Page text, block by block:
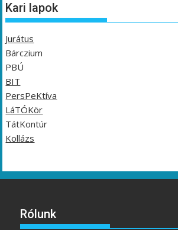
Kari lapok
Jurátus
Bárczium
PBÚ
BIT
PersPeKtíva
LáTÓKör
TátKontúr
Kollázs
Rólunk